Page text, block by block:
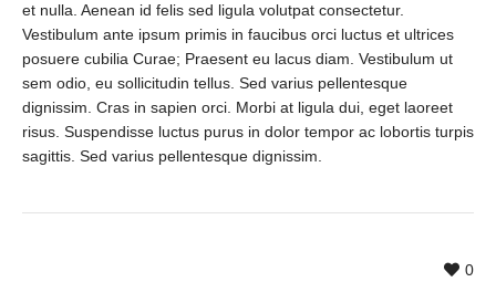
et nulla. Aenean id felis sed ligula volutpat consectetur.
Vestibulum ante ipsum primis in faucibus orci luctus et ultrices
posuere cubilia Curae; Praesent eu lacus diam. Vestibulum ut
sem odio, eu sollicitudin tellus. Sed varius pellentesque
dignissim. Cras in sapien orci. Morbi at ligula dui, eget laoreet
risus. Suspendisse luctus purus in dolor tempor ac lobortis turpis
sagittis. Sed varius pellentesque dignissim.
0